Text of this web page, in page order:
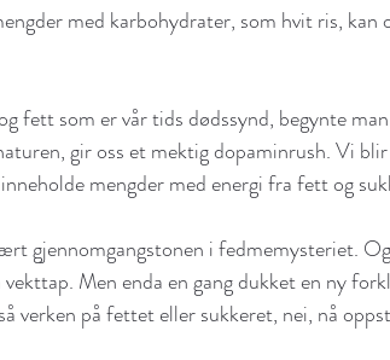
med karbohydrater, som hvit ris, kan
fett som er vår tids dødssynd, begynte
gir oss et mektig dopaminrush. Vi blir
mengder med energi fra fett og
gjennomgangstonen i fedmemysteriet.
Men enda en gang dukket en ny
verken på fettet eller sukkeret, nei, nå